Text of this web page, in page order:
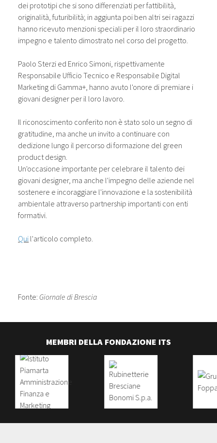
dei prototipi che si sono differenziati per fattibilità,
originalità, futu­ribilità; in aggiunta poi ben altri sei ragazzi
hanno ricevuto menzioni speciali per il loro straordinario
impegno e talento dimostrato nel corso del progetto.
Paolo Sterzi ed Enrico Simoni, rispettivamente
Responsabile Ufficio Tecnico e Responsabile Digital
Marketing di Gamma+, hanno avuto l'onore di premiare i
giovani designer per il loro lavoro.
Il riconoscimento conferito non è stato solo un segno di
gratitudine, ma anche un invito a continuare con
dedizione lungo il percorso di formazione del green
product design.
Un'occasione importante per celebrare il talento dei
giovani designer, ma anche l'impegno delle aziende nel
sostenere e incoraggiare l'innovazione e la sostenibilità
ambientale attraverso partnership importanti con enti
formativi.
Qui l'articolo completo.
Fonte: Giornale di Brescia
MEMBRI DELLA FONDAZIONE ITS